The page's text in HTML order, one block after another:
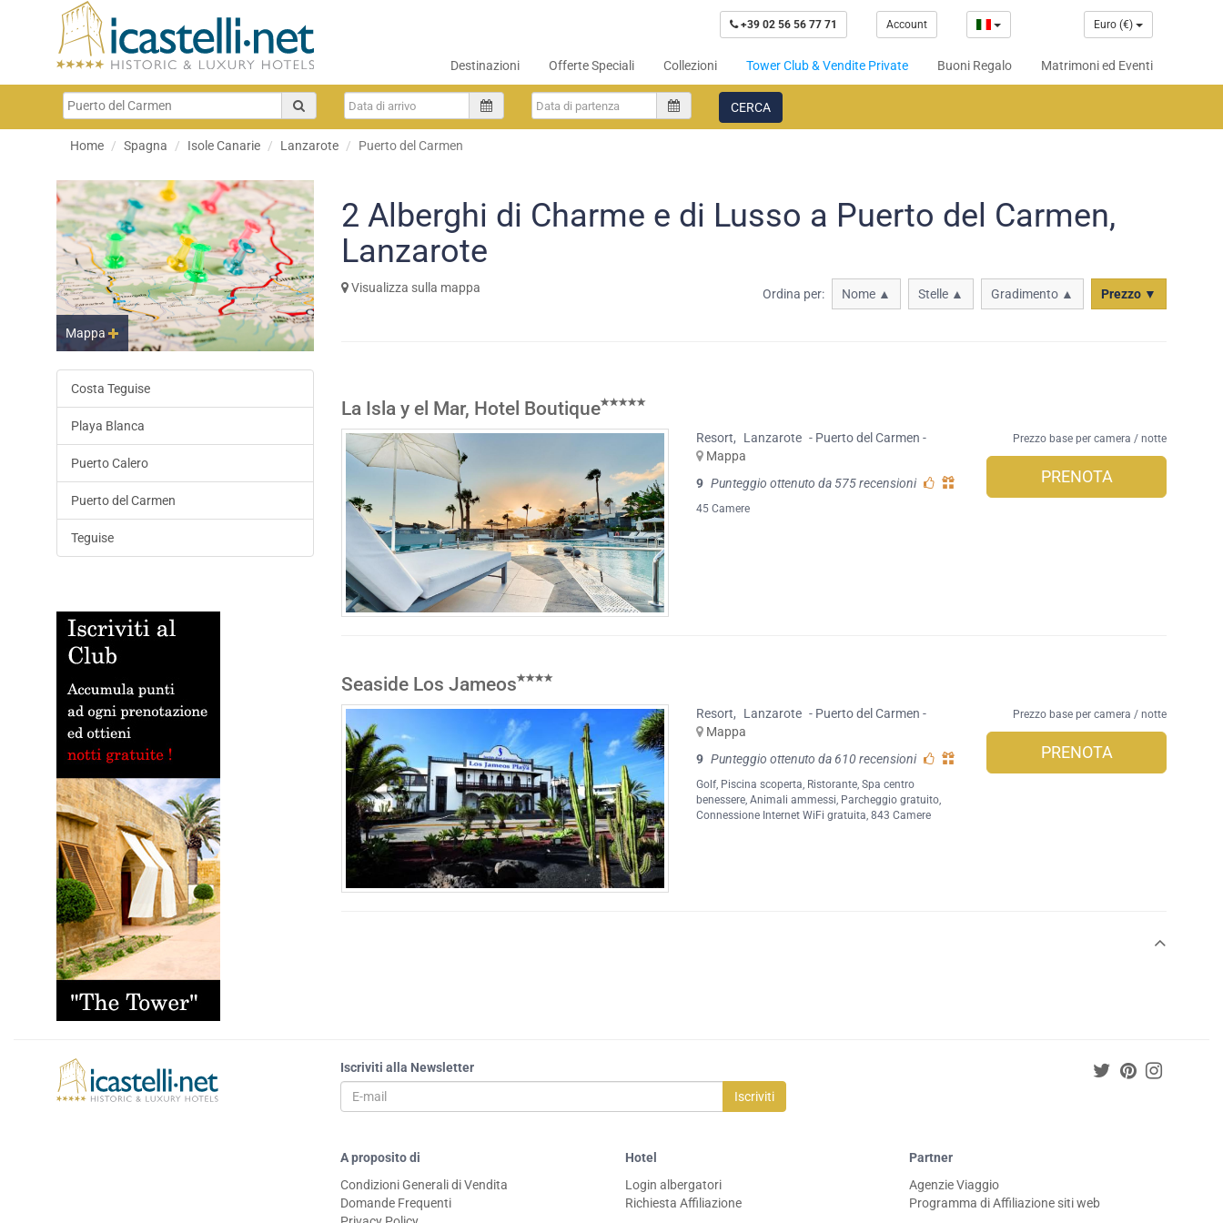
+39 02 56 56 77 71 Account Euro (€)
Destinazioni Offerte Speciali Collezioni Tower Club & Vendite Private Buoni Regalo Matrimoni ed Eventi
CERCA
Home Spagna Isole Canarie Lanzarote Puerto del Carmen
Mappa
Costa Teguise
Playa Blanca
Puerto Calero
Puerto del Carmen
Teguise
2 Alberghi di Charme e di Lusso a Puerto del Carmen,
Lanzarote
Visualizza sulla mappa Ordina per: Nome ▲ Stelle ▲ Gradimento ▲ Prezzo ▼
La Isla y el Mar, Hotel Boutique
Resort, Lanzarote - Puerto del Carmen -
Mappa
9 Punteggio ottenuto da 575 recensioni
45 Camere
Prezzo base per camera / notte
PRENOTA
Seaside Los Jameos
Resort, Lanzarote - Puerto del Carmen -
Mappa
9 Punteggio ottenuto da 610 recensioni
Golf, Piscina scoperta, Ristorante,Spa centro
benessere,Animali ammessi, Parcheggio gratuito,
Connessione Internet WiFi gratuita, 843 Camere
Prezzo base per camera / notte
PRENOTA
Iscriviti alla Newsletter
Iscriviti
A proposito di
Condizioni Generali di Vendita
Domande Frequenti
Hotel
Login albergatori
Richiesta Affiliazione
Partner
Agenzie Viaggio
Programma di Affiliazione siti web